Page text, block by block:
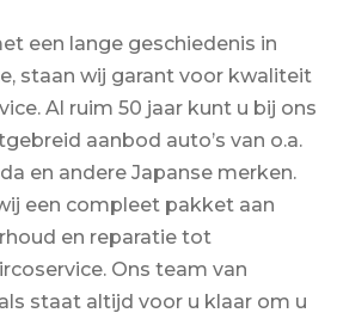
een lange geschiedenis in
staan wij garant voor kwaliteit
Al ruim 50 jaar kunt u bij ons
aanbod auto’s van o.a.
en andere Japanse merken.
een compleet pakket aan
en reparatie tot
Ons team van
staat altijd voor u klaar om u